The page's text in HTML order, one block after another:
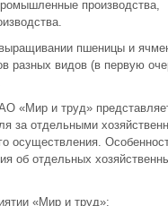
производства,
пшеницы и
разных видов (в первую
«Мир и труд»
за отдельными
осуществления.
об отдельных
«Мир и труд»: